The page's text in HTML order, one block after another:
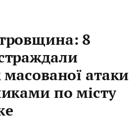
8
масованої атаки
по місту